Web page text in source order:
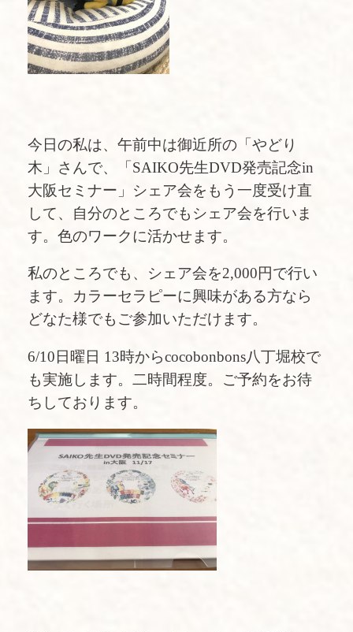
今日の私は、午前中は御近所の「やどり
木」さんで、「SAIKO先生DVD発売記念in
大阪セミナー」シェア会をもう一度受け直
して、自分のところでもシェア会を行いま
す。色のワークに活かせます。
私のところでも、シェア会を2,000円で行い
ます。カラーセラピーに興味がある方なら
どなた様でもご参加いただけます。
6/10日曜日 13時からcocobonbons八丁堀校で
も実施します。二時間程度。ご予約をお待
ちしております。